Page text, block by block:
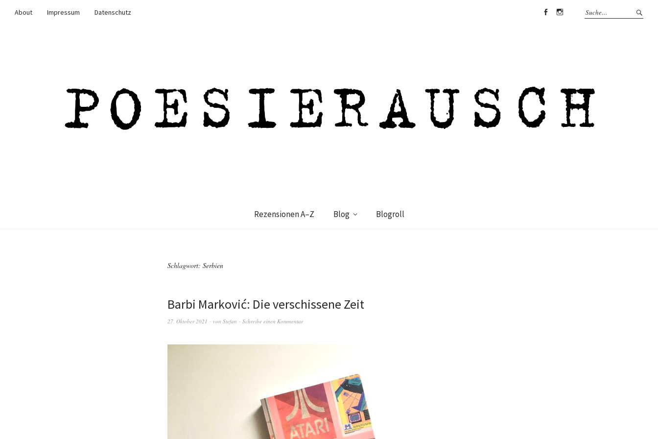
About Impressum
Datenschutz
Rezensionen A–Z Blog Blogroll
Schlagwort: Serbien
Barbi Marković: Die verschissene Zeit
27. Oktober 2021 von Stefan Schreibe einen Kommentar